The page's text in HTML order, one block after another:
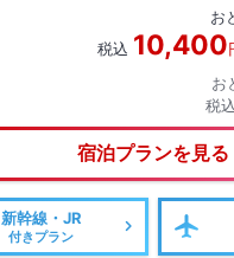
お
税込 10,400
お
税込
宿泊プランを見る
新幹線・JR
付きプラン